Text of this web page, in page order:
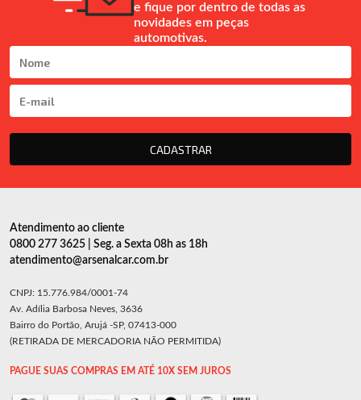
e fique por dentro de todas as
novidades em peças
automotivas.
CADASTRAR
Atendimento ao cliente
0800 277 3625 | Seg. a Sexta 08h as 18h
atendimento@arsenalcar.com.br
CNPJ: 15.776.984/0001-74
Av. Adília Barbosa Neves, 3636
Bairro do Portão, Arujá -SP, 07413-000
(RETIRADA DE MERCADORIA NÃO PERMITIDA)
PAGUE SUAS COMPRAS EM ATÉ 10X SEM JUROS